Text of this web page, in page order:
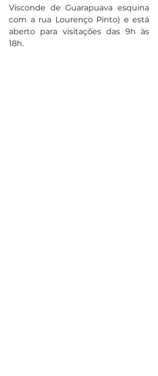
Visconde de Guarapuava esquina
com a rua Lourenço Pinto) e está
aberto para visitações das 9h às
18h.